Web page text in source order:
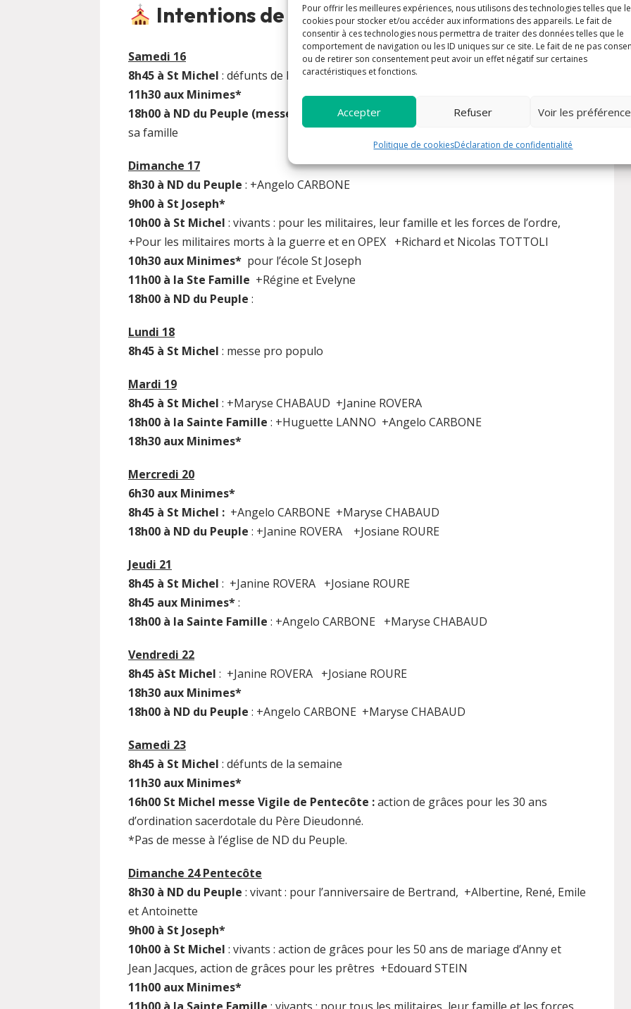
Pour offrir les meilleures expériences, nous utilisons des technologies telles que
cookies pour stocker et/ou accéder aux informations des appareils. Le fait de
consentir à ces technologies nous permettra de traiter des données telles que le
comportement de navigation ou les ID uniques sur ce site. Le fait de ne pas
ou de retirer son consentement peut avoir un effet négatif sur certaines
caractéristiques et fonctions.
Accepter Refuser Voir les
Politique de cookiesDéclaration de confidentialité
Intentions de Messe
Samedi 16
8h45 à St Michel : défunts de la semaine (Marie Claude Roussel, Marion Savignat)
11h30 aux Minimes*
18h00 à ND du Peuple (messe anticipée): +Bernard Champromis et les défunts de
sa famille
Dimanche 17
8h30 à ND du Peuple : +Angelo CARBONE
9h00 à St Joseph*
10h00 à St Michel : vivants : pour les militaires, leur famille et les forces de l’ordre,
+Pour les militaires morts à la guerre et en OPEX +Richard et Nicolas TOTTOLI
10h30 aux Minimes* pour l’école St Joseph
11h00 à la Ste Famille +Régine et Evelyne
18h00 à ND du Peuple :
Lundi 18
8h45 à St Michel : messe pro populo
Mardi 19
8h45 à St Michel : +Maryse CHABAUD +Janine ROVERA
18h00 à la Sainte Famille : +Huguette LANNO +Angelo CARBONE
18h30 aux Minimes*
Mercredi 20
6h30 aux Minimes*
8h45 à St Michel : +Angelo CARBONE +Maryse CHABAUD
18h00 à ND du Peuple : +Janine ROVERA +Josiane ROURE
Jeudi 21
8h45 à St Michel : +Janine ROVERA +Josiane ROURE
8h45 aux Minimes*:
18h00 à la Sainte Famille : +Angelo CARBONE +Maryse CHABAUD
Vendredi 22
8h45 àSt Michel : +Janine ROVERA +Josiane ROURE
18h30 aux Minimes*
18h00 à ND du Peuple : +Angelo CARBONE +Maryse CHABAUD
Samedi 23
8h45 à St Michel : défunts de la semaine
11h30 aux Minimes*
16h00 St Michel messe Vigile de Pentecôte :action de grâces pour les 30 ans
d’ordination sacerdotale du Père Dieudonné.
*Pas de messe à l’église de ND du Peuple.
Dimanche 24 Pentecôte
8h30 à ND du Peuple : vivant : pour l’anniversaire de Bertrand, +Albertine, René, Emile
et Antoinette
9h00 à St Joseph*
10h00 à St Michel : vivants : action de grâces pour les 50 ans de mariage d’Anny et
Jean Jacques, action de grâces pour les prêtres +Edouard STEIN
11h00 aux Minimes*